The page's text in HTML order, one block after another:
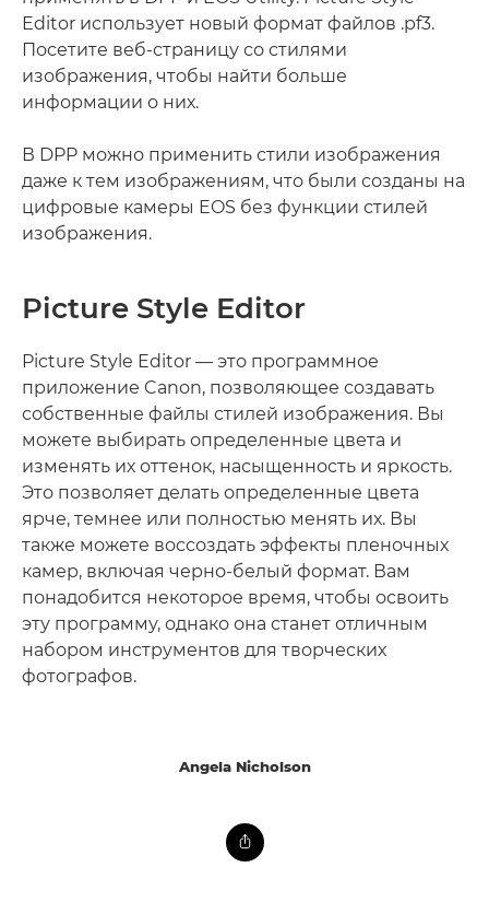
Editor использует новый формат файлов .pf3.
Посетите веб-страницу со стилями
изображения, чтобы найти больше
информации о них.
В DPP можно применить стили изображения
даже к тем изображениям, что были созданы на
цифровые камеры EOS без функции стилей
изображения.
Picture Style Editor
Picture Style Editor — это программное
приложение Canon, позволяющее создавать
собственные файлы стилей изображения. Вы
можете выбирать определенные цвета и
изменять их оттенок, насыщенность и яркость.
Это позволяет делать определенные цвета
ярче, темнее или полностью менять их. Вы
также можете воссоздать эффекты пленочных
камер, включая черно-белый формат. Вам
понадобится некоторое время, чтобы освоить
эту программу, однако она станет отличным
набором инструментов для творческих
фотографов.
Angela Nicholson